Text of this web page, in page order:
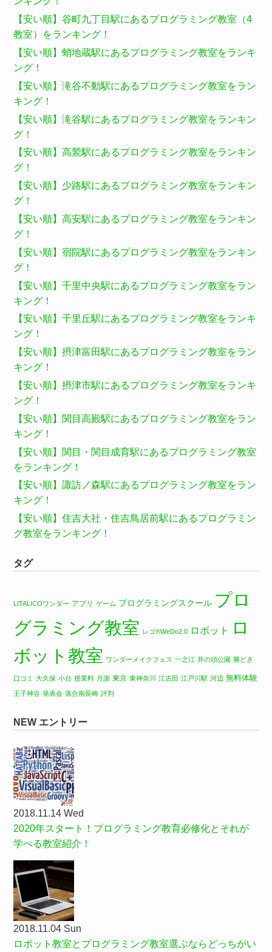
【安い順】谷町九丁目駅にあるプログラミング教室（4
教室）をランキング！
【安い順】蛸地蔵駅にあるプログラミング教室をランキ
ング！
【安い順】滝谷不動駅にあるプログラミング教室をラン
キング！
【安い順】滝谷駅にあるプログラミング教室をランキン
グ！
【安い順】高鷲駅にあるプログラミング教室をランキン
グ！
【安い順】少路駅にあるプログラミング教室をランキン
グ！
【安い順】高安駅にあるプログラミング教室をランキン
グ！
【安い順】宿院駅にあるプログラミング教室をランキン
グ！
【安い順】千里中央駅にあるプログラミング教室をラン
キング！
【安い順】千里丘駅にあるプログラミング教室をランキ
ング！
【安い順】摂津富田駅にあるプログラミング教室をラン
キング！
【安い順】摂津市駅にあるプログラミング教室をランキ
ング！
【安い順】関目高殿駅にあるプログラミング教室をラン
キング！
【安い順】関目・関目成育駅にあるプログラミング教室
をランキング！
【安い順】諏訪ノ森駅にあるプログラミング教室をラン
キング！
【安い順】住吉大社・住吉鳥居前駅にあるプログラミン
グ教室をランキング！
タグ
LITALICOワンダー アプリ ゲーム プログラミングスクール プロ
グラミング教室 レゴ®WeDo2.0 ロボット
ロ
ボット教室 ワンダーメイクフェス 一之江 井の頭公園 勝どき
口コミ 大久保 小台 授業料 月謝 東京 東神奈川 江古田 江戸川駅 河辺 無料体験
王子神谷 発表会 落合南長崎 評判
NEW エントリー
2018.11.14 Wed
2020年スタート！プログラミング教育必修化とそれが
学べる教室紹介！
2018.11.04 Sun
ロボット教室とプログラミング教室選ぶならどっちがい